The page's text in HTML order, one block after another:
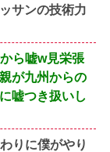
サンの技術力
ら嘘w見栄張
が九州からの
嘘つき扱いし
りに僕がやり